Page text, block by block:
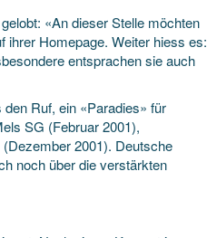
«An dieser Stelle möchten
ihrer Homepage. Weiter hiess es:
entsprachen sie auch
Ruf, ein «Paradies» für
SG (Februar 2001),
2001). Deutsche
noch über die verstärkten